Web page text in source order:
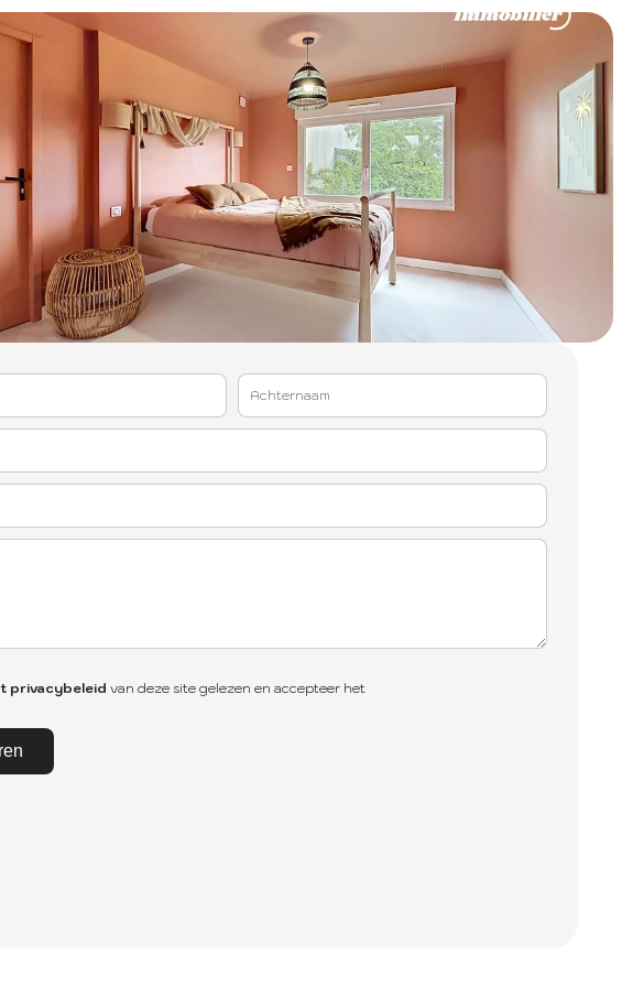
privacybeleid van deze site gelezen en accepteer het